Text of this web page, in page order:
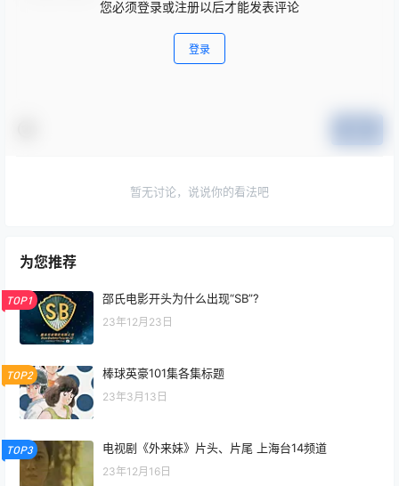
您必须登录或注册以后才能发表评论
登录
暂无讨论，说说你的看法吧
为您推荐
TOP1 邵氏电影开头为什么出现“SB”?
23年12月23日
TOP2 棒球英豪101集各集标题
23年3月13日
TOP3 电视剧《外来妹》片头、片尾 上海台14频道
23年12月16日